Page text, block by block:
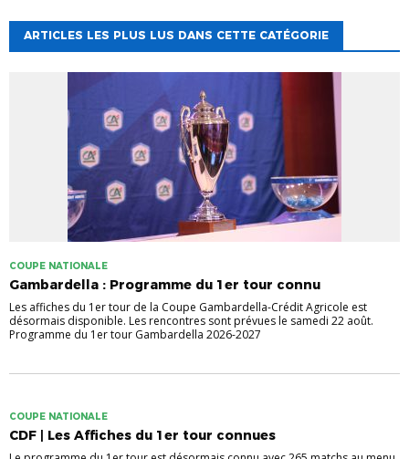
ARTICLES LES PLUS LUS DANS CETTE CATÉGORIE
COUPE NATIONALE
Gambardella : Programme du 1er tour connu
Les affiches du 1er tour de la Coupe Gambardella-Crédit Agricole est
désormais disponible. Les rencontres sont prévues le samedi 22 août.
Programme du 1er tour Gambardella 2026-2027
COUPE NATIONALE
CDF | Les Affiches du 1er tour connues